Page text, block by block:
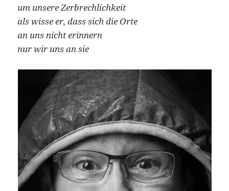
um unsere Zerbrechlichkeit
als wisse er, dass sich die Orte
an uns nicht erinnern
nur wir uns an sie